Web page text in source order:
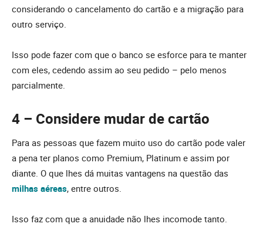
considerando o cancelamento do cartão e a migração para
outro serviço.
Isso pode fazer com que o banco se esforce para te manter
com eles, cedendo assim ao seu pedido – pelo menos
parcialmente.
4 – Considere mudar de cartão
Para as pessoas que fazem muito uso do cartão pode valer
a pena ter planos como Premium, Platinum e assim por
diante. O que lhes dá muitas vantagens na questão das
milhas aéreas, entre outros.
Isso faz com que a anuidade não lhes incomode tanto.